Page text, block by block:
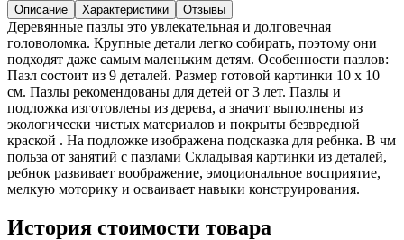
Описание Характеристики Отзывы
Деревянные пазлы это увлекательная и долговечная
головоломка. Крупные детали легко собирать, поэтому они
подходят даже самым маленьким детям. Особенности пазлов:
Пазл состоит из 9 деталей. Размер готовой картинки 10 х 10
см. Пазлы рекомендованы для детей от 3 лет. Пазлы и
подложка изготовлены из дерева, а значит выполнены из
экологически чистых материалов и покрыты безвредной
краской . На подложке изображена подсказка для ребнка. В чм
польза от занятий с пазлами Складывая картинки из деталей,
ребнок развивает воображение, эмоциональное восприятие,
мелкую моторику и осваивает навыки конструирования.
История стоимости товара